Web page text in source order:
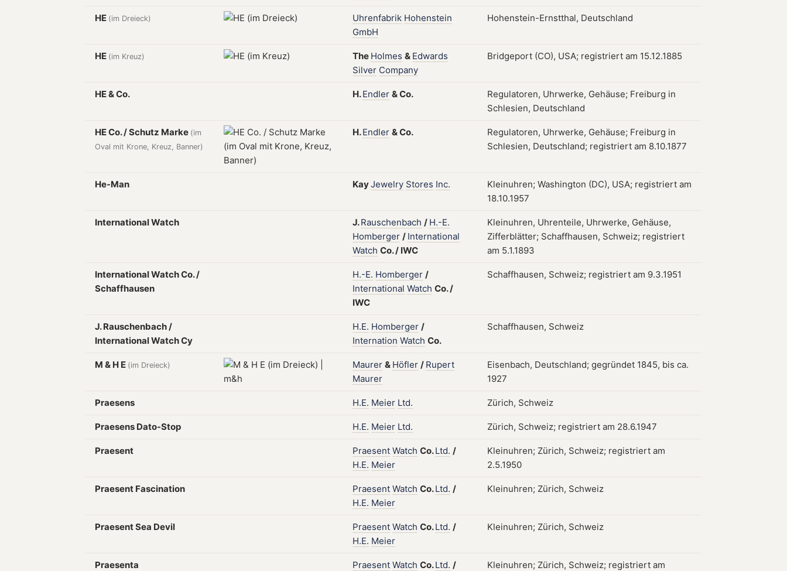
HE (im Dreieck) Uhrenfabrik Hohenstein
GmbH
Hohenstein-Ernstthal, Deutschland
HE (im Kreuz) The Holmes & Edwards
Silver Company
Bridgeport (CO), USA; registriert am 15.12.1885
HE & Co. H.Endler &Co.
Regulatoren, Uhrwerke, Gehäuse; Freiburg in
Schlesien, Deutschland
HE Co. / Schutz Marke (im
Oval mit Krone, Kreuz, Banner)
H.Endler &Co.
Regulatoren, Uhrwerke, Gehäuse; Freiburg in
Schlesien, Deutschland; registriert am 8.10.1877
He-Man KayJewelry Stores Inc.
Kleinuhren; Washington (DC), USA; registriert am
18.10.1957
International Watch J.Rauschenbach / H.-E.
Homberger / International
Watch Co./ IWC
Kleinuhren, Uhrenteile, Uhrwerke, Gehäuse,
Zifferblätter; Schaffhausen, Schweiz; registriert
am 5.1.1893
International Watch Co. /
Schaffhausen
H.-E. Homberger /
International Watch Co./
IWC
Schaffhausen, Schweiz; registriert am 9.3.1951
J. Rauschenbach /
International Watch Cy
H.E. Homberger /
Internation Watch Co.
Schaffhausen, Schweiz
M & H E (im Dreieck) Maurer & Höfler / Rupert
Maurer
Eisenbach, Deutschland; gegründet 1845, bis ca.
1927
Praesens H.E. Meier Ltd. Zürich, Schweiz
Praesens Dato-Stop H.E. Meier Ltd. Zürich, Schweiz; registriert am 28.6.1947
Praesent Praesent Watch Co.Ltd. /
H.E. Meier
Kleinuhren; Zürich, Schweiz; registriert am
2.5.1950
Praesent Fascination Praesent Watch Co.Ltd. /
H.E. Meier
Kleinuhren; Zürich, Schweiz
Praesent Sea Devil Praesent Watch Co.Ltd. /
H.E. Meier
Kleinuhren; Zürich, Schweiz
Praesenta Praesent Watch Co.Ltd. /
Kleinuhren; Zürich, Schweiz; registriert am